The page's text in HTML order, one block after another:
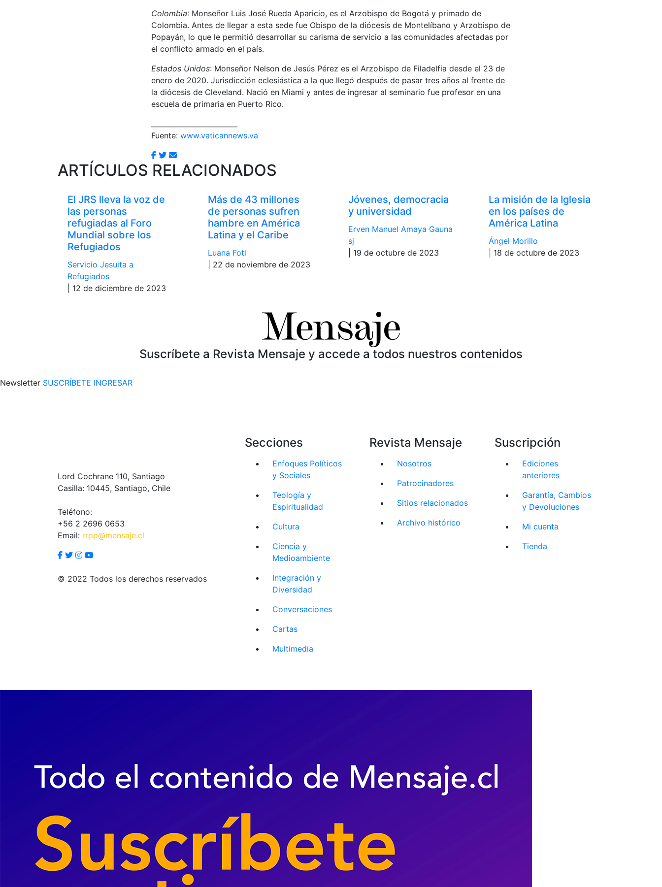
Colombia: Monseñor Luis José Rueda Aparicio, es el Arzobispo de Bogotá y primado de
Colombia. Antes de llegar a esta sede fue Obispo de la diócesis de Montelíbano y Arzobispo de
Popayán, lo que le permitió desarrollar su carisma de servicio a las comunidades afectadas por
el conflicto armado en el país.
Estados Unidos: Monseñor Nelson de Jesús Pérez es el Arzobispo de Filadelfia desde el 23 de
enero de 2020. Jurisdicción eclesiástica a la que llegó después de pasar tres años al frente de
la diócesis de Cleveland. Nació en Miami y antes de ingresar al seminario fue profesor en una
escuela de primaria en Puerto Rico.
Fuente: www.vaticannews.va
ARTÍCULOS RELACIONADOS
El JRS lleva la voz de
las personas
refugiadas al Foro
Mundial sobre los
Refugiados
Servicio Jesuita a
Refugiados
| 12 de diciembre de 2023
Más de 43 millones
de personas sufren
hambre en América
Latina y el Caribe
Luana Foti
| 22 de noviembre de 2023
Jóvenes, democracia
y universidad
Erven Manuel Amaya Gauna
sj
| 19 de octubre de 2023
La misión de la Iglesia
en los países de
América Latina
Ángel Morillo
| 18 de octubre de 2023
Suscríbete a Revista Mensaje y accede a todos nuestros contenidos
Newsletter SUSCRÍBETE INGRESAR
Lord Cochrane 110, Santiago
Casilla: 10445, Santiago, Chile
Teléfono:
+56 2 2696 0653
Email: rrpp@mensaje.cl
© 2022 Todos los derechos reservados
Secciones
Enfoques Políticos
y Sociales
Teología y
Espiritualidad
Cultura
Ciencia y
Medioambiente
Integración y
Diversidad
Conversaciones
Cartas
Multimedia
Revista Mensaje
Nosotros
Patrocinadores
Sitios relacionados
Archivo histórico
Suscripción
Ediciones
anteriores
Garantía, Cambios
y Devoluciones
Mi cuenta
Tienda